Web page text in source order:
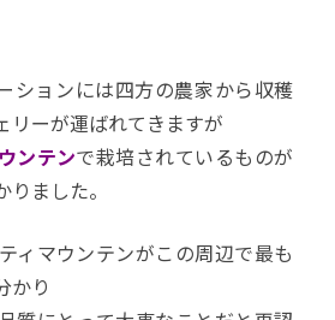
ションには四方の農家から収穫
リーが運ばれてきますが
ンテンで栽培されているものが
ました。
ィマウンテンがこの周辺で最も
かり